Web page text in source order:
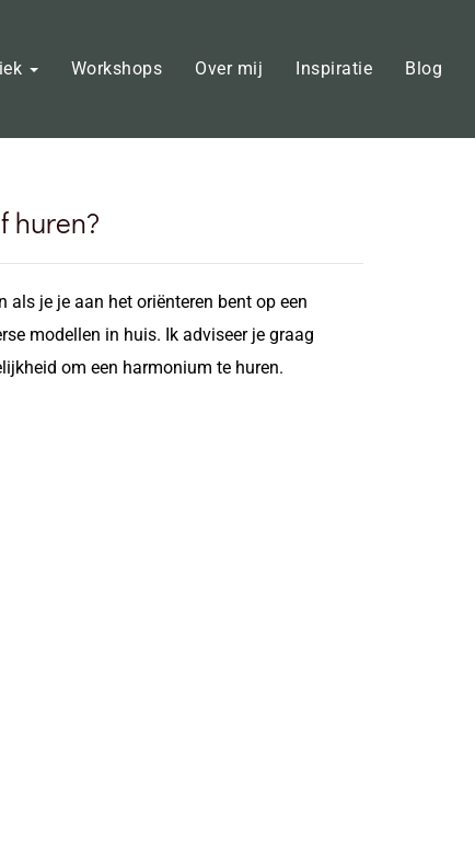
Workshops Over mij Inspiratie Blog
huren?
als je je aan het oriënteren bent op een
modellen in huis. Ik adviseer je graag
om een harmonium te huren.